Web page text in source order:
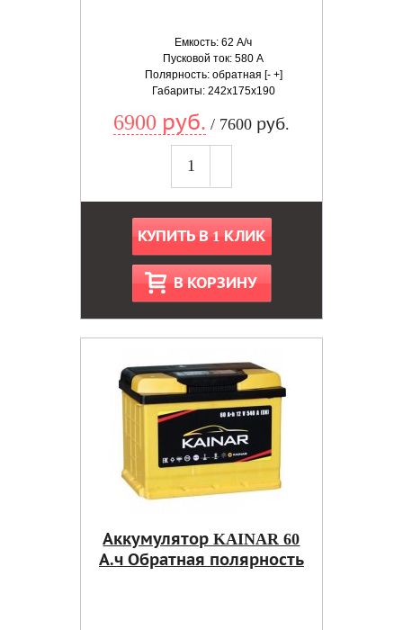
Емкость: 62 А/ч
Пусковой ток: 580 А
Полярность: обратная [- +]
Габариты: 242x175x190
6900 руб. / 7600 руб.
КУПИТЬ В 1 КЛИК
В КОРЗИНУ
Аккумулятор KAINAR 60
А.ч Обратная полярность